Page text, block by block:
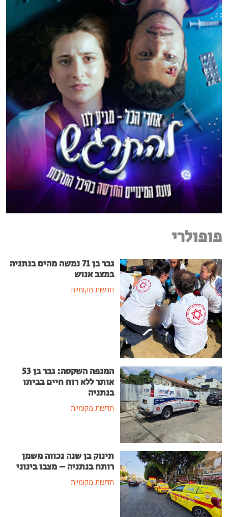
פופולרי
גבר בן 71 נמשה מהים בנתניה
במצב אנוש
חדשות מקומיות
המגפה השקטה: גבר בן 53
אותר ללא רוח חיים בביתו
בנתניה
חדשות מקומיות
תינוק בן שנה נכווה משמן
רותח בנתניה – מצבו בינוני
חדשות מקומיות